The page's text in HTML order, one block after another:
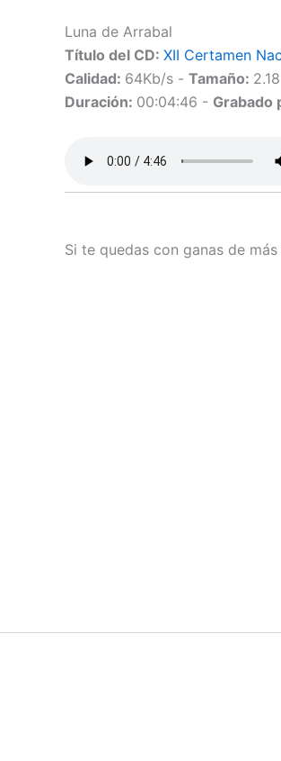
Luna de Arrabal
Título del CD: XII Certamen
Calidad: 64Kb/s - Tamaño:
Duración: 00:04:46 - Grabado
Si te quedas con ganas de